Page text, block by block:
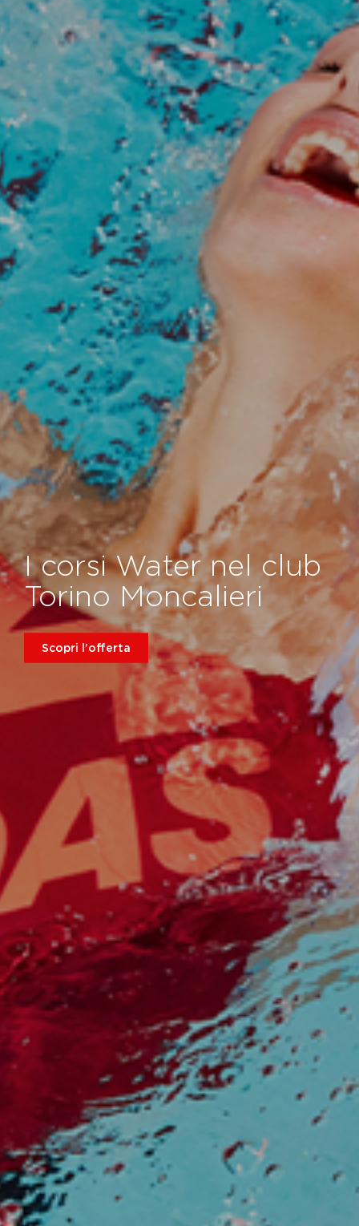
I corsi Water nel club
Torino Moncalieri
Scopri l'offerta